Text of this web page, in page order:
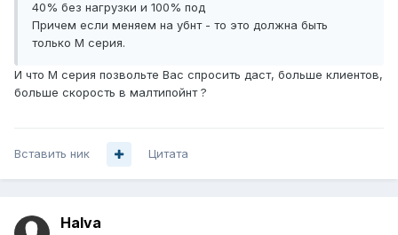
40% без нагрузки и 100% под
Причем если меняем на убнт - то это должна быть
только М серия.
И что M серия позвольте Вас спросить даст, больше клиентов,
больше скорость в малтипойнт ?
Вставить ник Цитата
Halva